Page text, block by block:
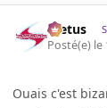
foetus
Posté(e) le
Ouais c'est